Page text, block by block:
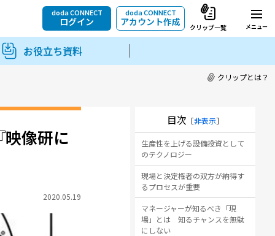
doda CONNECT
ログイン
doda CONNECT
アカウント作成 クリップ一覧 メニュー
お役立ち資料
クリップとは？
像研に
2020.05.19
目次 ［非表示］
生産性を上げる設備投資として
のテクノロジー
現場と決定権者の双方が納得す
るプロセスが重要
マネージャーが知るべき「現
場」とは 知るチャンスを無駄
にしない